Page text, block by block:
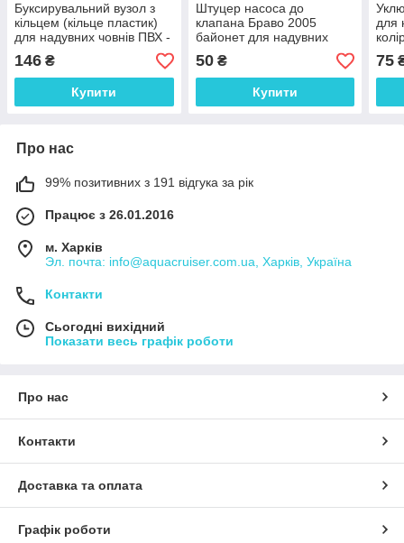
Буксирувальний вузол з
кільцем (кільце пластик)
для надувних човнів ПВХ -
146 ₴
Купити
Штуцер насоса до
клапана Браво 2005
байонет для надувних
човнів ПВХ Колібрі, Омега
та ін.
50₴
Купити
для
75
Про нас
99% позитивних з 191 відгука за рік
Працює з 26.01.2016
м. Харків
Эл. почта: info@aquacruiser.com.ua, Харків, Україна
Контакти
Сьогодні вихідний
Показати весь графік роботи
Про нас
Контакти
Доставка та оплата
Графік роботи